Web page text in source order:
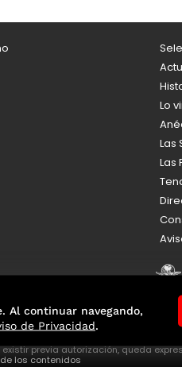
Lo
Las
Las
previa autorización, queda
los contenidos
Al continuar navegando,
de Privacidad.